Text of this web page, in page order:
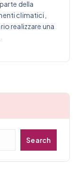
della
climatici,
realizzare una
Search